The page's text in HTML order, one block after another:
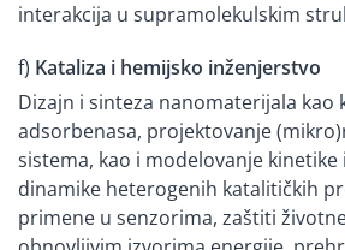
interakcija u supramolekulskim
f) Kataliza i hemijsko inženjerstvo
Dizajn i sinteza nanomaterijala kao
adsorbenasa, projektovanje
sistema, kao i modelovanje
dinamike heterogenih katalitičkih
primene u senzorima, zaštiti